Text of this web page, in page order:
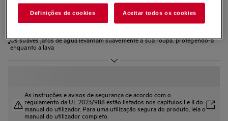
Benefícios
Ciclos de lavagem ajustados às necessidades da sua roupa
Deteta automaticamente o tamanho de cada carga, para um ciclo de
Os suaves jatos de água levantam suavemente a sua roupa, protegendo-a
enquanto a lava
As instruções e avisos de segurança de acordo com o
regulamento da UE 2023/988 estão listados nos capítulos I e II do
manual do utilizador. Para uma utilização segura do produto, leia o
manual do utilizador completo.
Definições de cookies Aceitar todos os cookies